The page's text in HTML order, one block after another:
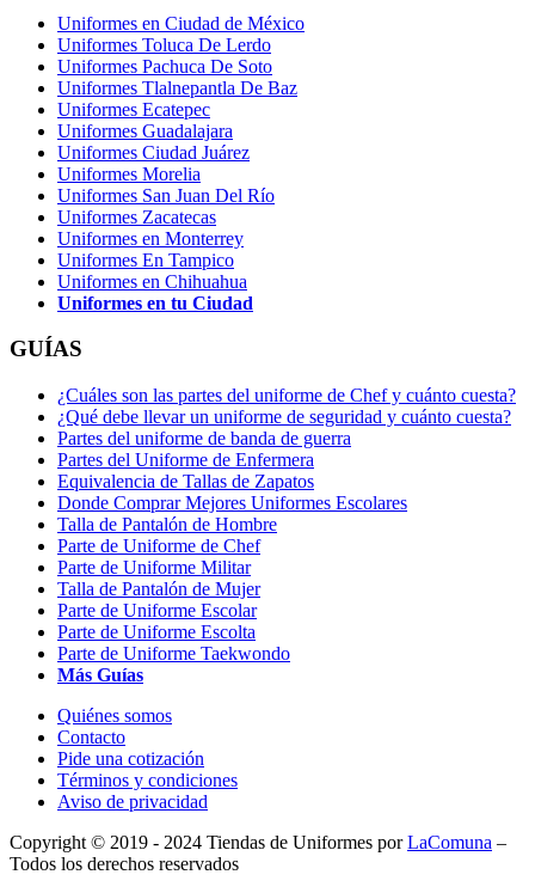
Uniformes en Ciudad de México
Uniformes Toluca De Lerdo
Uniformes Pachuca De Soto
Uniformes Tlalnepantla De Baz
Uniformes Ecatepec
Uniformes Guadalajara
Uniformes Ciudad Juárez
Uniformes Morelia
Uniformes San Juan Del Río
Uniformes Zacatecas
Uniformes en Monterrey
Uniformes En Tampico
Uniformes en Chihuahua
Uniformes en tu Ciudad
GUÍAS
¿Cuáles son las partes del uniforme de Chef y cuánto cuesta?
¿Qué debe llevar un uniforme de seguridad y cuánto cuesta?
Partes del uniforme de banda de guerra
Partes del Uniforme de Enfermera
Equivalencia de Tallas de Zapatos
Donde Comprar Mejores Uniformes Escolares
Talla de Pantalón de Hombre
Parte de Uniforme de Chef
Parte de Uniforme Militar
Talla de Pantalón de Mujer
Parte de Uniforme Escolar
Parte de Uniforme Escolta
Parte de Uniforme Taekwondo
Más Guías
Quiénes somos
Contacto
Pide una cotización
Términos y condiciones
Aviso de privacidad
Copyright © 2019 - 2024 Tiendas de Uniformes porLaComuna –
Todos los derechos reservados